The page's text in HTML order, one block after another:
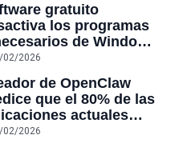
gratuito
los programas
de Windows
optimiza el PC,
y mucho más
02/2026
de OpenClaw
que el 80% de las
actuales
en el
02/2026